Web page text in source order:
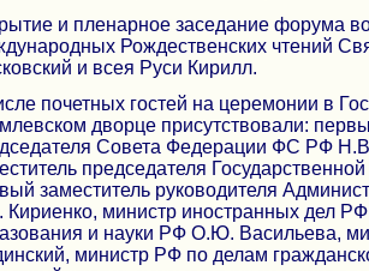
и пленарное заседание форума
Рождественских чтений
и всея Руси Кирилл.
почетных гостей на церемонии в
дворце присутствовали:
Совета Федерации ФС РФ
председателя
заместитель руководителя
Кириенко, министр иностранных дел
и науки РФ О.Ю. Васильева,
министр РФ по делам